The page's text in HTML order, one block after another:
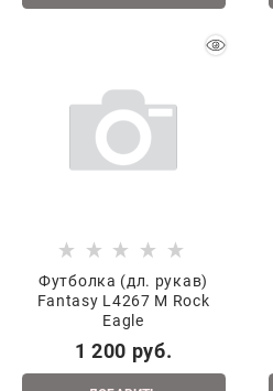
Футболка (дл. рукав)
Fantasy L4267 M Rock
Eagle
1 200 руб.